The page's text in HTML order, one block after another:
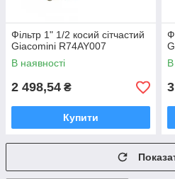
Фільтр 1" 1/2 косий сітчастий
Giacomini R74AY007
В наявності
2 498,54 ₴
Купити
В